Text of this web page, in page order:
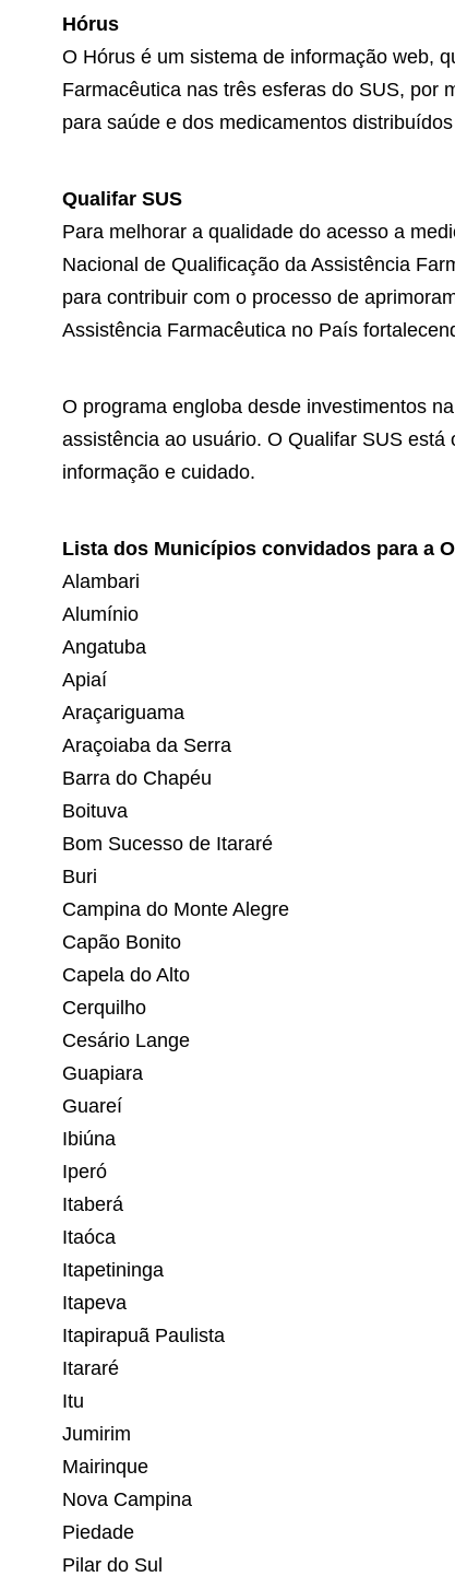
Hórus
O Hórus é um sistema de informação web,
Farmacêutica nas três esferas do SUS, por
para saúde e dos medicamentos
Qualifar SUS
Para melhorar a qualidade do acesso a
Nacional de Qualificação da Assistência
para contribuir com o processo de
Assistência Farmacêutica no País
O programa engloba desde investimentos
assistência ao usuário. O Qualifar SUS
informação e cuidado.
Lista dos Municípios convidados para a
Alambari
Alumínio
Angatuba
Apiaí
Araçariguama
Araçoiaba da Serra
Barra do Chapéu
Boituva
Bom Sucesso de Itararé
Buri
Campina do Monte Alegre
Capão Bonito
Capela do Alto
Cerquilho
Cesário Lange
Guapiara
Guareí
Ibiúna
Iperó
Itaberá
Itaóca
Itapetininga
Itapeva
Itapirapuã Paulista
Itararé
Itu
Jumirim
Mairinque
Nova Campina
Piedade
Pilar do Sul